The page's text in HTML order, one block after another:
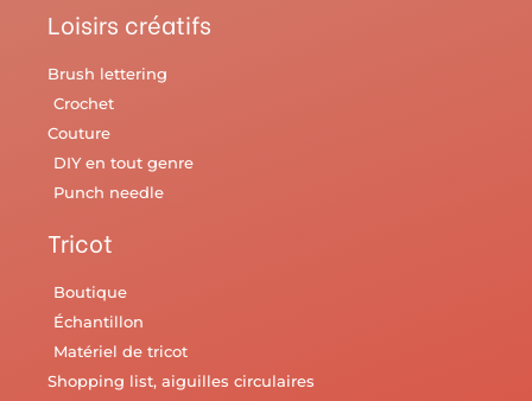
Loisirs créatifs
Brush lettering
Crochet
Couture
DIY en tout genre
Punch needle
Tricot
Boutique
Échantillon
Matériel de tricot
Shopping list, aiguilles circulaires